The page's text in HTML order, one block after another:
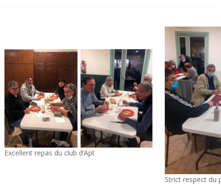
Excellent repas du club d’Apt
Strict respect du